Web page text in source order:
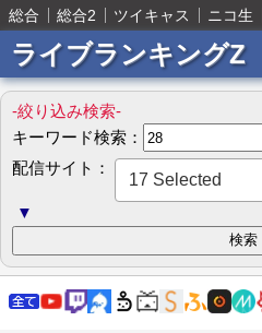
総合 総合2 ツイキャス ニコ生
ライブランキングZ
-絞り込み検索-
キーワード検索：
配信サイト：
17 Selected
▼